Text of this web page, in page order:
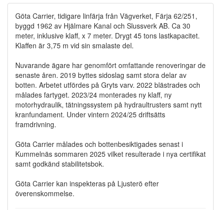
Göta Carrier, tidigare linfärja från Vägverket, Färja 62/251,
byggd 1962 av Hjälmare Kanal och Slussverk AB. Ca 30
meter, inklusive klaff, x 7 meter. Drygt 45 tons lastkapacitet.
Klaffen är 3,75 m vid sin smalaste del.
Nuvarande ägare har genomfört omfattande renoveringar de
senaste åren. 2019 byttes sidoslag samt stora delar av
botten. Arbetet utfördes på Gryts varv. 2022 blästrades och
målades fartyget. 2023/24 monterades ny klaff, ny
motorhydraulik, tätningssystem på hydraultrusters samt nytt
kranfundament. Under vintern 2024/25 driftsätts
framdrivning.
Göta Carrier målades och bottenbesiktigades senast i
Kummelnäs sommaren 2025 vilket resulterade i nya certifikat
samt godkänd stabilitetsbok.
Göta Carrier kan inspekteras på Ljusterö efter
överenskommelse.